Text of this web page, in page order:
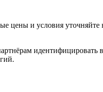
цены и условия уточняйте
идентифицировать